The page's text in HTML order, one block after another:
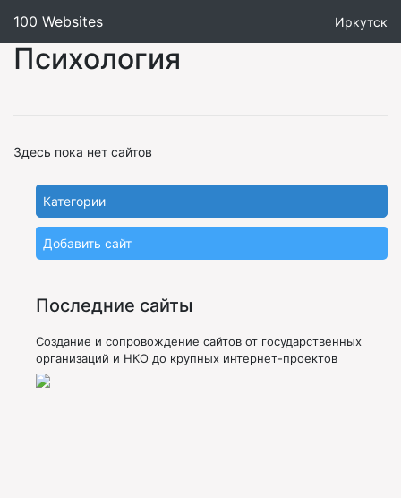
100 Websites Иркутск
Психология
Здесь пока нет сайтов
Категории
Добавить сайт
Последние сайты
Создание и сопровождение сайтов от государственных
организаций и НКО до крупных интернет-проектов